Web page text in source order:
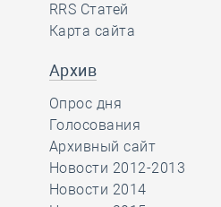
RRS Статей
Карта сайта
Архив
Опрос дня
Голосования
Архивный сайт
Новости 2012-2013
Новости 2014